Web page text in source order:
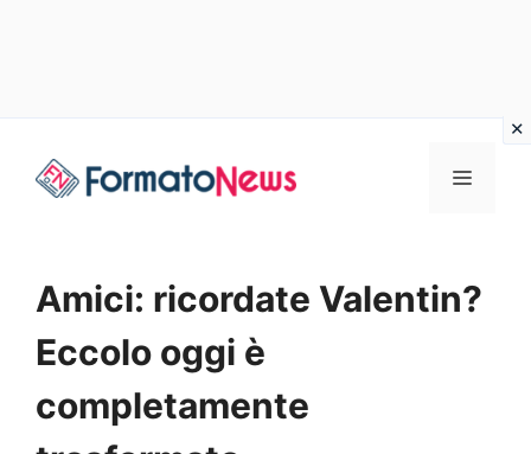
Menu
Amici: ricordate Valentin?
Eccolo oggi è
completamente